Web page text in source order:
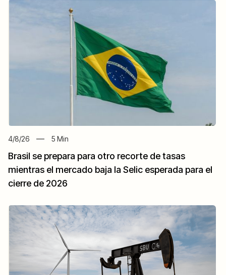
4/8/26 5 Min
Brasil se prepara para otro recorte de tasas
mientras el mercado baja la Selic esperada para el
cierre de 2026